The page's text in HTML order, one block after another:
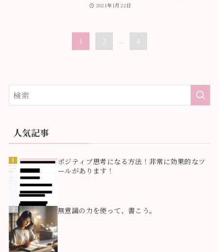
2021年1月22日
1 2 ... 4
人気記事
1
ポジティブ思考になる方法！非常に効果的なツ
ールがあります！
2 無意識の力を使って、書こう。